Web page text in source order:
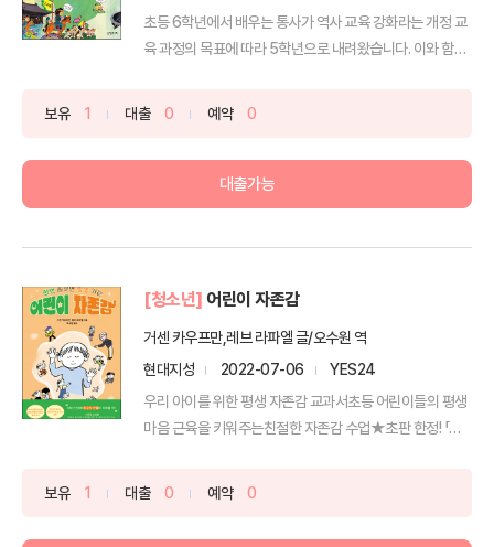
초등 6학년에서 배우는 통사가 역사 교육 강화라는 개정 교
육 과정의 목표에 따라 5학년으로 내려왔습니다. 이와 함께
보유 1 대출 0 예약 0
대출가능
[청소년] 어린이 자존감
거센 카우프만,레브 라파엘 글/오수원 역
현대지성
2022-07-06
YES24
우리 아이를 위한 평생 자존감 교과서초등 어린이들의 평생
마음 근육을 키워주는친절한 자존감 수업★초판 한정! 「나
보유 1 대출 0 예약 0